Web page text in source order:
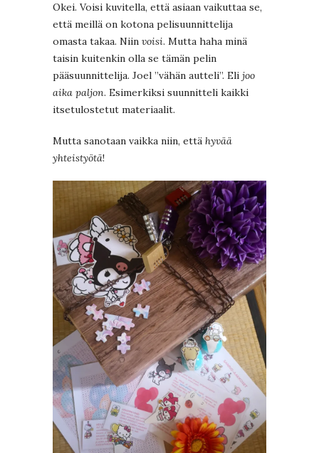
Okei. Voisi kuvitella, että asiaan vaikuttaa se,
että meillä on kotona pelisuunnittelija
omasta takaa. Niin voisi. Mutta haha minä
taisin kuitenkin olla se tämän pelin
pääsuunnittelija. Joel ”vähän autteli”. Eli joo
aika paljon. Esimerkiksi suunnitteli kaikki
itsetulostetut materiaalit.
Mutta sanotaan vaikka niin, että hyvää
yhteistyötä!